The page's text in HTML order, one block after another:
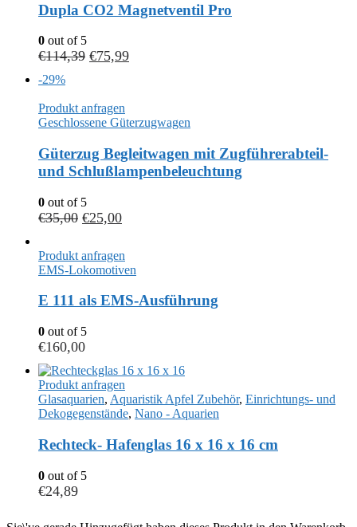
Dupla CO2 Magnetventil Pro
0 out of 5
€114,39 €75,99
-29%
Produkt anfragen
Geschlossene Güterzugwagen
Güterzug Begleitwagen mit Zugführerabteil-
und Schlußlampenbeleuchtung
0 out of 5
€35,00 €25,00
Produkt anfragen
EMS-Lokomotiven
E 111 als EMS-Ausführung
0 out of 5
€160,00
Produkt anfragen
Glasaquarien, Aquaristik Apfel Zubehör, Einrichtungs- und
Dekogegenstände, Nano - Aquarien
Rechteck- Hafenglas 16 x 16 x 16 cm
0 out of 5
€24,89